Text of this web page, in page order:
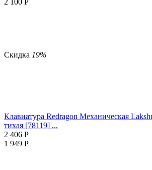
Скидка 19%
Клавиатура Redragon Механическая
тихая [78119] ...
2 406 Р
1 949 Р